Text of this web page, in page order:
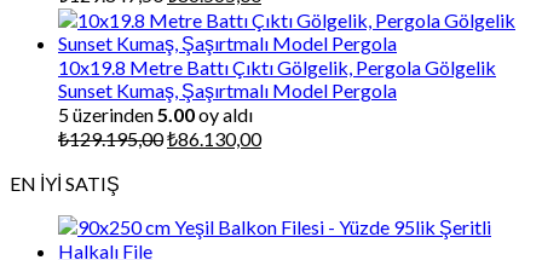
fiyat:
₺129.847,50.
andaki
fiyat:
₺86.565,00.
10x19.8 Metre Battı Çıktı Gölgelik, Pergola Gölgelik
Sunset Kumaş, Şaşırtmalı Model Pergola
5 üzerinden 5.00oy aldı
₺129.195,00Orijinal
₺86.130,00Şu
EN İYİ SATIŞ